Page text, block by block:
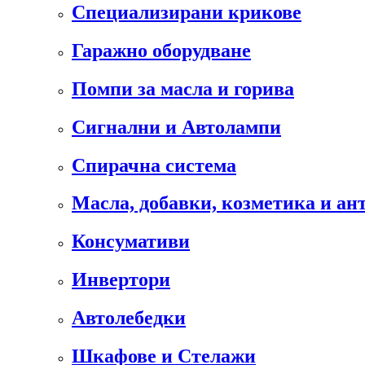
Специализирани крикове
Гаражно оборудване
Помпи за масла и горива
Сигнални и Автолампи
Спирачна система
Масла, добавки, козметика и
Консумативи
Инвертори
Автолебедки
Шкафове и Стелажи